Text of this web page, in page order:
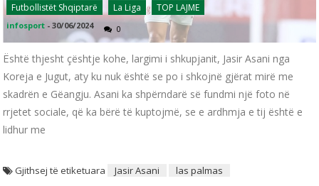
Futbollistët Shqiptarë
La Liga TOP LAJME
infosport -30/06/2024 0
Është thjesht çështje kohe, largimi i shkupjanit, Jasir Asani nga
Koreja e Jugut, aty ku nuk është se po i shkojnë gjërat mirë me
skadrën e Gëangju. Asani ka shpërndarë së fundmi një foto në
rrjetet sociale, që ka bërë të kuptojmë, se e ardhmja e tij është e
lidhur me
Gjithsej të etiketuara Jasir Asani las palmas